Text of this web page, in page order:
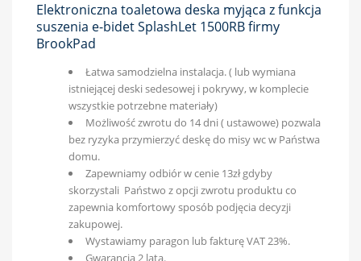
Elektroniczna toaletowa deska myjąca z funkcja
suszenia e-bidet SplashLet 1500RB firmy
BrookPad
Łatwa samodzielna instalacja. ( lub wymiana
istniejącej deski sedesowej i pokrywy, w komplecie
wszystkie potrzebne materiały)
Możliwość zwrotu do 14 dni ( ustawowe) pozwala
bez ryzyka przymierzyć deskę do misy wc w Państwa
domu.
Zapewniamy odbiór w cenie 13zł gdyby
skorzystali Państwo z opcji zwrotu produktu co
zapewnia komfortowy sposób podjęcia decyzji
zakupowej.
Wystawiamy paragon lub fakturę VAT 23%.
Gwarancja 2 lata.